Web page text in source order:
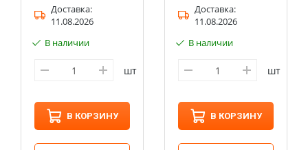
Доставка:
11.08.2026
В наличии
шт
В КОРЗИНУ
Доставка:
11.08.2026
В наличии
шт
В КОРЗИНУ